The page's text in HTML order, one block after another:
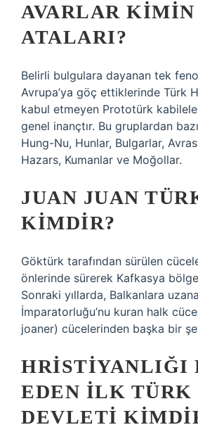
AVARLAR KIMIN
ATALARI?
Belirli bulgulara dayanan tek
Avrupa’ya göç ettiklerinde Türk
kabul etmeyen Prototürk
genel inançtır. Bu gruplardan
Hung-Nu, Hunlar, Bulgarlar,
Hazars, Kumanlar ve Moğollar.
JUAN JUAN
KIMDIR?
Göktürk tarafından sürülen
önlerinde sürerek Kafkasya
Sonraki yıllarda, Balkanlara
İmparatorluğu’nu kuran halk
joaner) cücelerinden başka bir
HRISTIYANLIĞI
EDEN ILK TÜRK
DEVLETI